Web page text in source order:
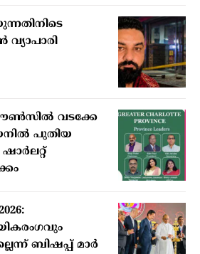
വടക്കേ
പുതിയ
ഷാര്‍ലറ്റ്
ബിഷപ്പ് മാര്‍